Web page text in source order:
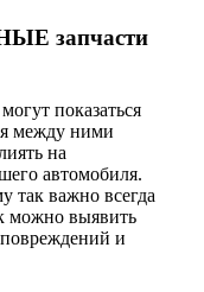
запчасти
показаться
между ними
на
автомобиля.
так важно всегда
можно выявить
и